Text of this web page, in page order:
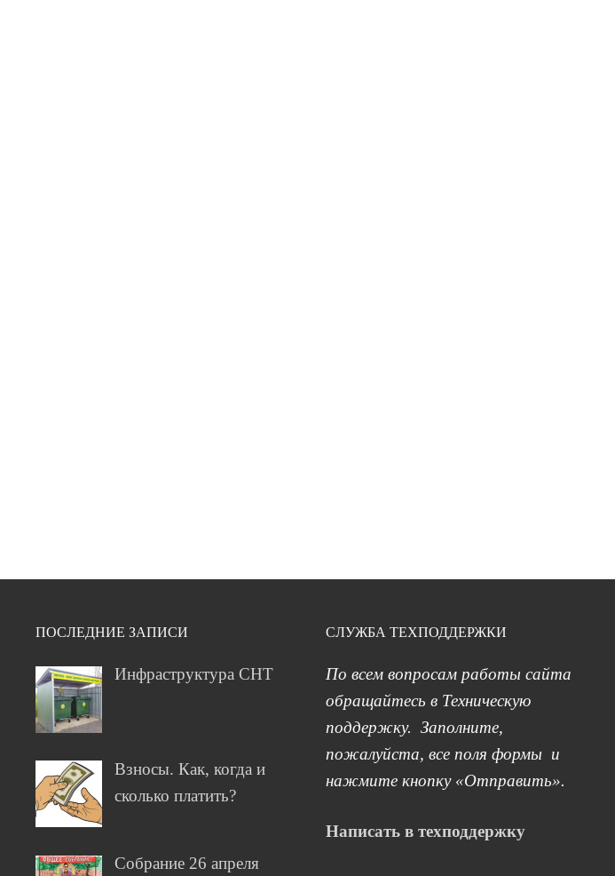
ПОСЛЕДНИЕ ЗАПИСИ
Инфраструктура СНТ
Взносы. Как, когда и
сколько платить?
Собрание 26 апреля
СЛУЖБА ТЕХПОДДЕРЖКИ
По всем вопросам работы сайта
обращайтесь в Техническую
поддержку. Заполните,
пожалуйста, все поля формы и
нажмите кнопку «Отправить».
Написать в техподдержку